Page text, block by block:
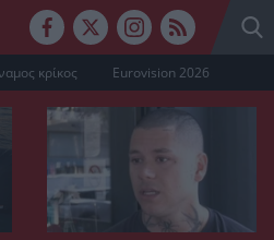
κρίκος Eurovision 2026